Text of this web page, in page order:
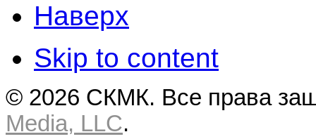
Наверх
Skip to content
© 2026 СКМК. Все права
Media, LLC.